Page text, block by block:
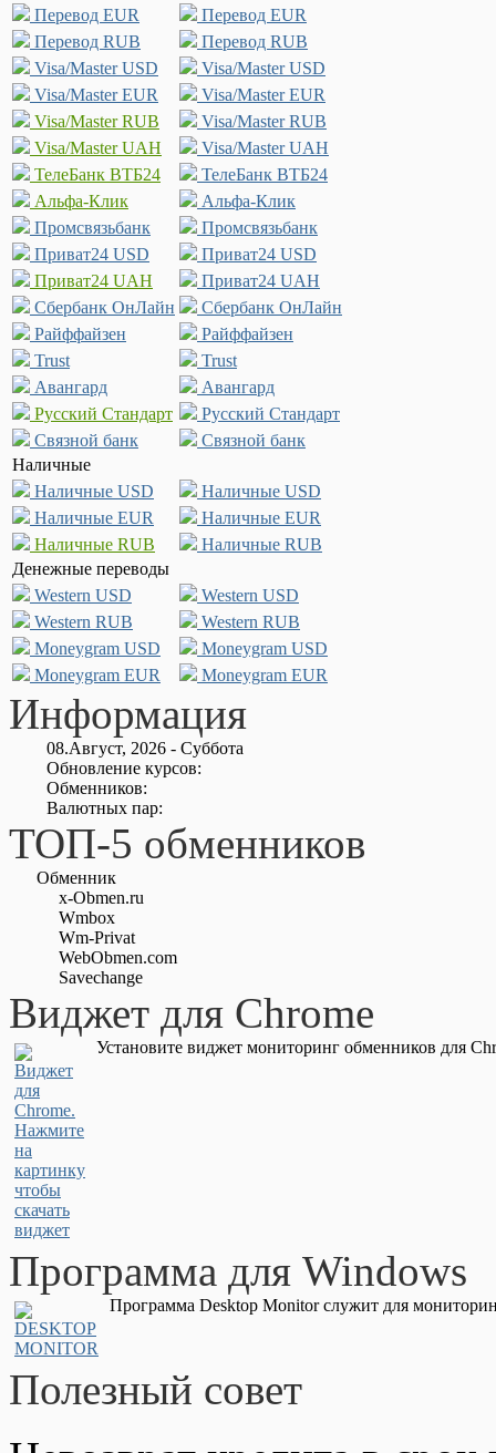
Перевод EUR
Перевод EUR
Перевод RUB
Перевод RUB
Visa/Master USD
Visa/Master USD
Visa/Master EUR
Visa/Master EUR
Visa/Master RUB
Visa/Master RUB
Visa/Master UAH
Visa/Master UAH
ТелеБанк ВТБ24
ТелеБанк ВТБ24
Альфа-Клик
Альфа-Клик
Промсвязьбанк
Промсвязьбанк
Приват24 USD
Приват24 USD
Приват24 UAH
Приват24 UAH
Сбербанк ОнЛайн
Сбербанк ОнЛайн
Райффайзен
Райффайзен
Trust
Trust
Авангард
Авангард
Русский Стандарт
Русский Стандарт
Связной банк
Связной банк
Наличные
Наличные USD
Наличные USD
Наличные EUR
Наличные EUR
Наличные RUB
Наличные RUB
Денежные переводы
Western USD
Western USD
Western RUB
Western RUB
Moneygram USD
Moneygram USD
Moneygram EUR
Moneygram EUR
Информация
08.Август, 2026 - Суббота
Обновление курсов:
Обменников:
Валютных пар:
ТОП-5 обменников
Обменник
x-Obmen.ru
Wmbox
Wm-Privat
WebObmen.com
Savechange
Виджет для Chrome
Установите виджет мониторинг обменников для
Программа для Windows
Программа Desktop Monitor служит для
Полезный совет